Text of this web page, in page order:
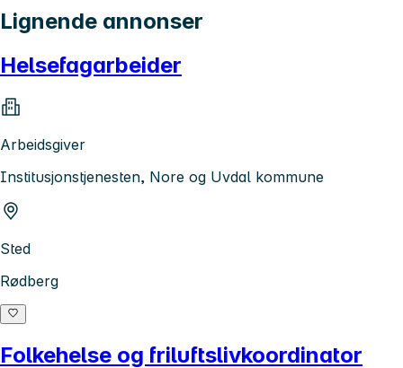
Lignende annonser
Helsefagarbeider
Arbeidsgiver
Institusjonstjenesten, Nore og Uvdal kommune
Sted
Rødberg
Folkehelse og friluftslivkoordinator